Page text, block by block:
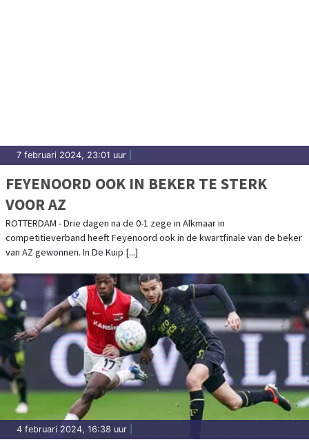
7 februari 2024, 23:01 uur
FEYENOORD OOK IN BEKER TE STERK
VOOR AZ
ROTTERDAM - Drie dagen na de 0-1 zege in Alkmaar in
competitieverband heeft Feyenoord ook in de kwartfinale van de beker
van AZ gewonnen. In De Kuip [...]
4 februari 2024, 16:38 uur